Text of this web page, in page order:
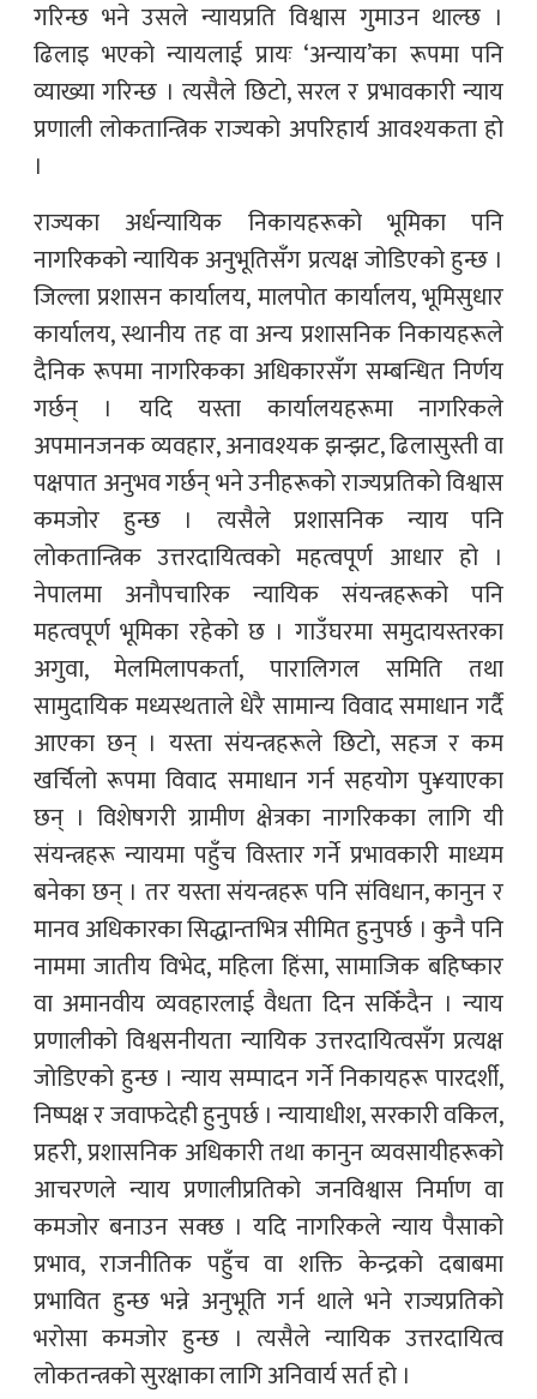
गरिन्छ भने उसले न्यायप्रति विश्वास गुमाउन थाल्छ ।
ढिलाइ भएको न्यायलाई प्रायः ‘अन्याय’का रूपमा पनि
व्याख्या गरिन्छ । त्यसैले छिटो, सरल र प्रभावकारी न्याय
प्रणाली लोकतान्त्रिक राज्यको अपरिहार्य आवश्यकता हो
।
राज्यका अर्धन्यायिक निकायहरूको भूमिका पनि
नागरिकको न्यायिक अनुभूतिसँग प्रत्यक्ष जोडिएको हुन्छ ।
जिल्ला प्रशासन कार्यालय, मालपोत कार्यालय, भूमिसुधार
कार्यालय, स्थानीय तह वा अन्य प्रशासनिक निकायहरूले
दैनिक रूपमा नागरिकका अधिकारसँग सम्बन्धित निर्णय
गर्छन् । यदि यस्ता कार्यालयहरूमा नागरिकले
अपमानजनक व्यवहार, अनावश्यक झन्झट, ढिलासुस्ती वा
पक्षपात अनुभव गर्छन् भने उनीहरूको राज्यप्रतिको विश्वास
कमजोर हुन्छ । त्यसैले प्रशासनिक न्याय पनि
लोकतान्त्रिक उत्तरदायित्वको महत्वपूर्ण आधार हो ।
नेपालमा अनौपचारिक न्यायिक संयन्त्रहरूको पनि
महत्वपूर्ण भूमिका रहेको छ । गाउँघरमा समुदायस्तरका
अगुवा, मेलमिलापकर्ता, पारालिगल समिति तथा
सामुदायिक मध्यस्थताले धेरै सामान्य विवाद समाधान गर्दै
आएका छन् । यस्ता संयन्त्रहरूले छिटो, सहज र कम
खर्चिलो रूपमा विवाद समाधान गर्न सहयोग पु¥याएका
छन् । विशेषगरी ग्रामीण क्षेत्रका नागरिकका लागि यी
संयन्त्रहरू न्यायमा पहुँच विस्तार गर्ने प्रभावकारी माध्यम
बनेका छन् । तर यस्ता संयन्त्रहरू पनि संविधान, कानुन र
मानव अधिकारका सिद्धान्तभित्र सीमित हुनुपर्छ । कुनै पनि
नाममा जातीय विभेद, महिला हिंसा, सामाजिक बहिष्कार
वा अमानवीय व्यवहारलाई वैधता दिन सकिँदैन । न्याय
प्रणालीको विश्वसनीयता न्यायिक उत्तरदायित्वसँग प्रत्यक्ष
जोडिएको हुन्छ । न्याय सम्पादन गर्ने निकायहरू पारदर्शी,
निष्पक्ष र जवाफदेही हुनुपर्छ । न्यायाधीश, सरकारी वकिल,
प्रहरी, प्रशासनिक अधिकारी तथा कानुन व्यवसायीहरूको
आचरणले न्याय प्रणालीप्रतिको जनविश्वास निर्माण वा
कमजोर बनाउन सक्छ । यदि नागरिकले न्याय पैसाको
प्रभाव, राजनीतिक पहुँच वा शक्ति केन्द्रको दबाबमा
प्रभावित हुन्छ भन्ने अनुभूति गर्न थाले भने राज्यप्रतिको
भरोसा कमजोर हुन्छ । त्यसैले न्यायिक उत्तरदायित्व
लोकतन्त्रको सुरक्षाका लागि अनिवार्य सर्त हो ।